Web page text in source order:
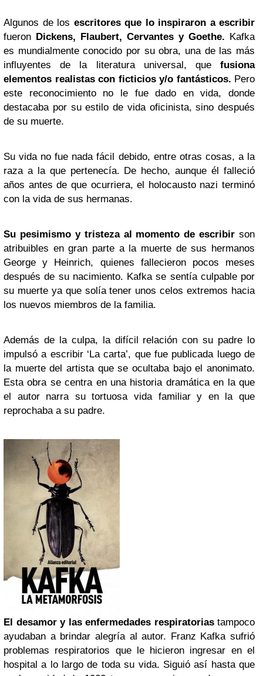
Algunos de los escritores que lo inspiraron a escribir
fueron Dickens, Flaubert, Cervantes y Goethe. Kafka
es mundialmente conocido por su obra, una de las más
influyentes de la literatura universal, que fusiona
elementos realistas con ficticios y/o fantásticos. Pero
este reconocimiento no le fue dado en vida, donde
destacaba por su estilo de vida oficinista, sino después
de su muerte.
Su vida no fue nada fácil debido, entre otras cosas, a la
raza a la que pertenecía. De hecho, aunque él falleció
años antes de que ocurriera, el holocausto nazi terminó
con la vida de sus hermanas.
Su pesimismo y tristeza al momento de escribir son
atribuibles en gran parte a la muerte de sus hermanos
George y Heinrich, quienes fallecieron pocos meses
después de su nacimiento. Kafka se sentía culpable por
su muerte ya que solía tener unos celos extremos hacia
los nuevos miembros de la familia.
Además de la culpa, la difícil relación con su padre lo
impulsó a escribir ‘La carta’, que fue publicada luego de
la muerte del artista que se ocultaba bajo el anonimato.
Esta obra se centra en una historia dramática en la que
el autor narra su tortuosa vida familiar y en la que
reprochaba a su padre.
El desamor y las enfermedades respiratoriastampoco
ayudaban a brindar alegría al autor. Franz Kafka sufrió
problemas respiratorios que le hicieron ingresar en el
hospital a lo largo de toda su vida. Siguió así hasta que